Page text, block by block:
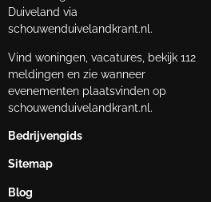
Duiveland via
schouwenduivelandkrant.nl.
Vind woningen, vacatures, bekijk 112
meldingen en zie wanneer
evenementen plaatsvinden op
schouwenduivelandkrant.nl.
Bedrijvengids
Sitemap
Blog